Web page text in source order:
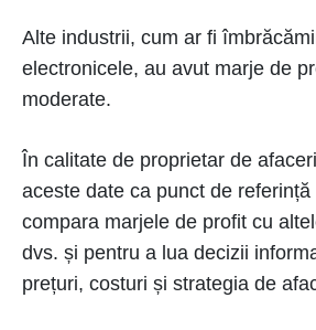
Alte industrii, cum ar fi
electronicele, au avut marje de
moderate.
În calitate de proprietar de
aceste date ca punct de
compara marjele de profit cu
dvs. și pentru a lua decizii
prețuri, costuri și strategia de